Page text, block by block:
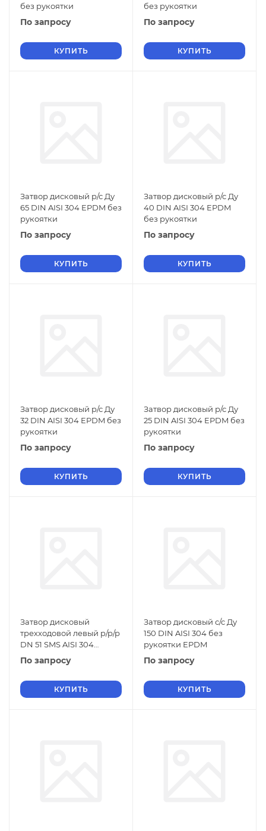
без рукоятки
По запросу
КУПИТЬ
без рукоятки
По запросу
КУПИТЬ
Затвор дисковый р/с Ду
65 DIN AISI 304 EPDM без
рукоятки
По запросу
КУПИТЬ
Затвор дисковый р/с Ду
40 DIN AISI 304 EPDM
без рукоятки
По запросу
КУПИТЬ
Затвор дисковый р/с Ду
32 DIN AISI 304 EPDM без
рукоятки
По запросу
КУПИТЬ
Затвор дисковый р/с Ду
25 DIN AISI 304 EPDM без
рукоятки
По запросу
КУПИТЬ
Затвор дисковый
трехходовой левый р/р/р
DN 51 SMS AISI 304
силикон
По запросу
КУПИТЬ
Затвор дисковый с/с Ду
150 DIN AISI 304 без
рукоятки EPDM
По запросу
КУПИТЬ